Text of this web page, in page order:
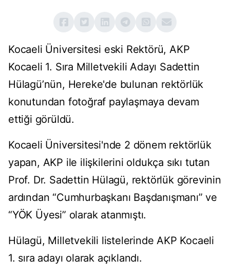
Kocaeli Üniversitesi eski Rektörü, AKP
Kocaeli 1. Sıra Milletvekili Adayı Sadettin
Hülagü’nün, Hereke'de bulunan rektörlük
konutundan fotoğraf paylaşmaya devam
ettiği görüldü.
Kocaeli Üniversitesi'nde 2 dönem rektörlük
yapan, AKP ile ilişkilerini oldukça sıkı tutan
Prof. Dr. Sadettin Hülagü, rektörlük görevinin
ardından “Cumhurbaşkanı Başdanışmanı” ve
“YÖK Üyesi” olarak atanmıştı.
Hülagü, Milletvekili listelerinde AKP Kocaeli
1. sıra adayı olarak açıklandı.